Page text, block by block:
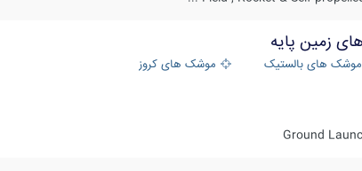
زمین پایه
موشک های بالستیک موشک های کروز
Ground